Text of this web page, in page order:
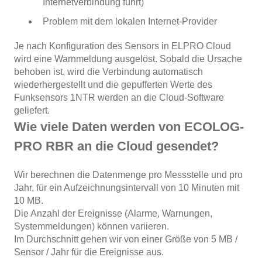
Problem mit dem lokalen Internet-Provider
Je nach Konfiguration des Sensors in ELPRO Cloud
wird eine Warnmeldung ausgelöst. Sobald die Ursache
behoben ist, wird die Verbindung automatisch
wiederhergestellt und die gepufferten Werte des
Funksensors 1NTR werden an die Cloud-Software
geliefert.
Wie viele Daten werden von ECOLOG-
PRO RBR an die Cloud gesendet?
Wir berechnen die Datenmenge pro Messstelle und pro
Jahr, für ein Aufzeichnungsintervall von 10 Minuten mit
10 MB.
Die Anzahl der Ereignisse (Alarme, Warnungen,
Systemmeldungen) können variieren.
Im Durchschnitt gehen wir von einer Größe von 5 MB /
Sensor / Jahr für die Ereignisse aus.